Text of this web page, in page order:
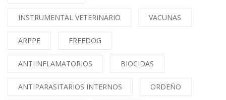
INSTRUMENTAL VETERINARIO VACUNAS
ARPPE FREEDOG
ANTIINFLAMATORIOS BIOCIDAS
ANTIPARASITARIOS INTERNOS ORDEÑO